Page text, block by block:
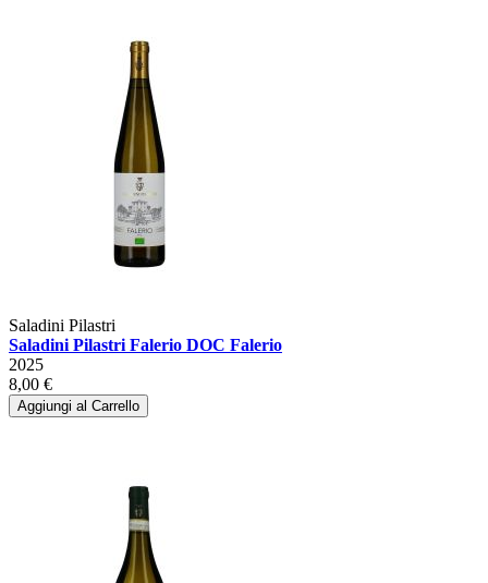
Saladini Pilastri
Saladini Pilastri Falerio DOC Falerio
2025
8,00 €
Aggiungi al Carrello